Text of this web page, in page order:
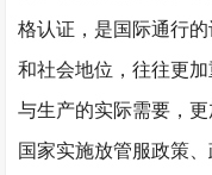
格认证，是国际通行
和社会地位，往往更
与生产的实际需要，
国家实施放管服政策